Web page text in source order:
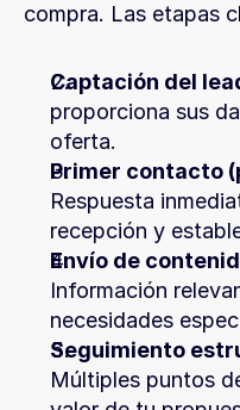
compra. Las etapas
Captación del
proporciona sus
oferta.
Primer contacto
Respuesta
recepción y
Envío de
Información
necesidades
Seguimiento
Múltiples puntos